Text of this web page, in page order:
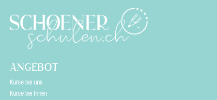
ANGEBOT
Kurse bei uns
Kurse bei Ihnen